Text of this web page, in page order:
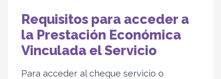
Requisitos para acceder a
la Prestación Económica
Vinculada el Servicio
Para acceder al cheque servicio o